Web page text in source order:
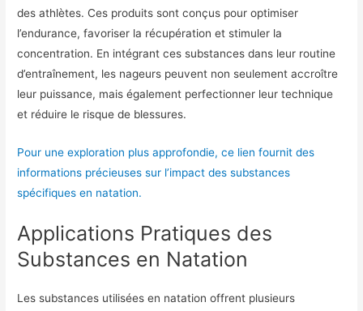
des athlètes. Ces produits sont conçus pour optimiser
l’endurance, favoriser la récupération et stimuler la
concentration. En intégrant ces substances dans leur routine
d’entraînement, les nageurs peuvent non seulement accroître
leur puissance, mais également perfectionner leur technique
et réduire le risque de blessures.
Pour une exploration plus approfondie, ce lien fournit des
informations précieuses sur l’impact des substances
spécifiques en natation.
Applications Pratiques des
Substances en Natation
Les substances utilisées en natation offrent plusieurs